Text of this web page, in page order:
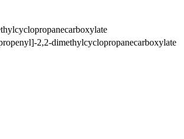
2,2-dimethylcyclopropanecarboxylate